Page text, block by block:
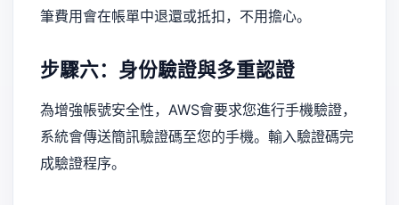
筆費用會在帳單中退還或抵扣，不用擔心。
步驟六：身份驗證與多重認證
為增強帳號安全性，AWS會要求您進行手機驗證，
系統會傳送簡訊驗證碼至您的手機。輸入驗證碼完
成驗證程序。